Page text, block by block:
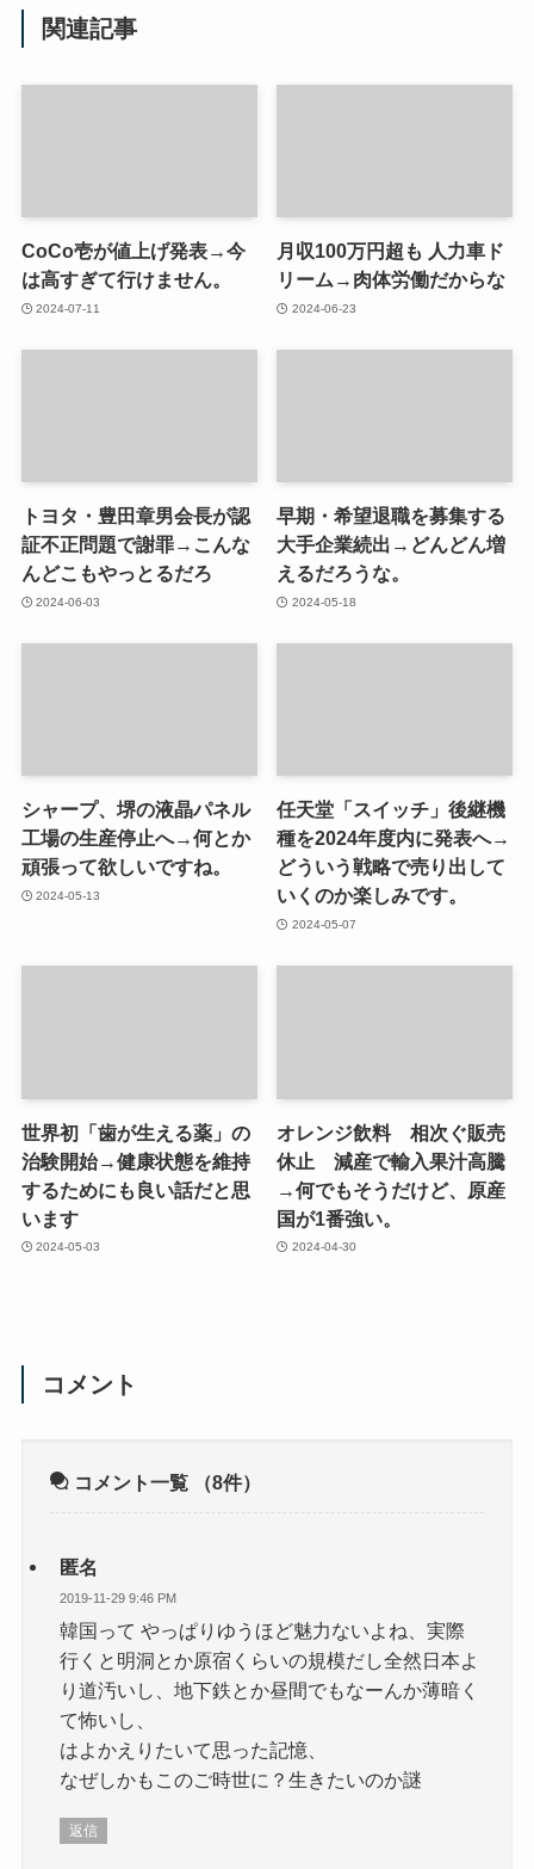
関連記事
CoCo壱が値上げ発表→今
は高すぎて行けません。
2024-07-11
月収100万円超も 人力車ド
リーム→肉体労働だからな
2024-06-23
トヨタ・豊田章男会長が認
証不正問題で謝罪→こんな
んどこもやっとるだろ
2024-06-03
早期・希望退職を募集する
大手企業続出→どんどん増
えるだろうな。
2024-05-18
シャープ、堺の液晶パネル
工場の生産停止へ→何とか
頑張って欲しいですね。
2024-05-13
任天堂「スイッチ」後継機
種を2024年度内に発表へ→
どういう戦略で売り出して
いくのか楽しみです。
2024-05-07
世界初「歯が生える薬」の
治験開始→健康状態を維持
するためにも良い話だと思
います
2024-05-03
オレンジ飲料 相次ぐ販売
休止 減産で輸入果汁高騰
→何でもそうだけど、原産
国が1番強い。
2024-04-30
コメント
コメント一覧 （8件）
匿名
2019-11-29 9:46 PM
韓国って やっぱりゆうほど魅力ないよね、実際
行くと明洞とか原宿くらいの規模だし全然日本よ
り道汚いし、地下鉄とか昼間でもなーんか薄暗く
て怖いし、
はよかえりたいて思った記憶、
なぜしかもこのご時世に？生きたいのか謎
返信